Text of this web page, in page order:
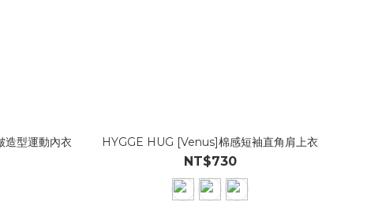
型運動內衣 HYGGE HUG [Venus]棉感短袖直角肩上衣
NT$730